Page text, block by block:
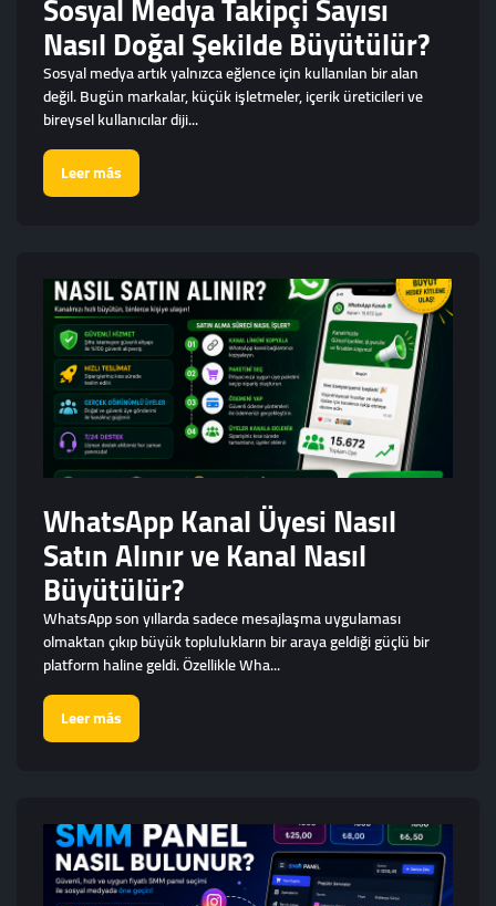
Nasıl Doğal Şekilde Büyütülür?
Sosyal medya artık yalnızca eğlence için kullanılan bir alan
değil. Bugün markalar, küçük işletmeler, içerik üreticileri ve
bireysel kullanıcılar diji...
Leer más
WhatsApp Kanal Üyesi Nasıl
Satın Alınır ve Kanal Nasıl
Büyütülür?
WhatsApp son yıllarda sadece mesajlaşma uygulaması
olmaktan çıkıp büyük toplulukların bir araya geldiği güçlü bir
platform haline geldi. Özellikle Wha...
Leer más